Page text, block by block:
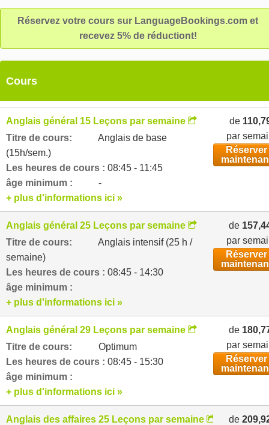
Réservez votre cours sur LanguageBookings.com et
recevez 5% de réductiont!
Cours
Anglais général 15 Leçons par semaine
Titre de cours:
Anglais de base
(15h/sem.)
Les heures de cours : 08:45 - 11:45
âge minimum :
-
de
par
Réserver
+ plus d'informations ici »
Anglais général 25 Leçons par semaine
Titre de cours:
Anglais intensif (25 h /
semaine)
Les heures de cours : 08:45 - 14:30
âge minimum :
de
par
Réserver
+ plus d'informations ici »
Anglais général 29 Leçons par semaine
Titre de cours:
Optimum
Les heures de cours : 08:45 - 15:30
âge minimum :
de
par
Réserver
+ plus d'informations ici »
Anglais des affaires 25 Leçons par semaine
de